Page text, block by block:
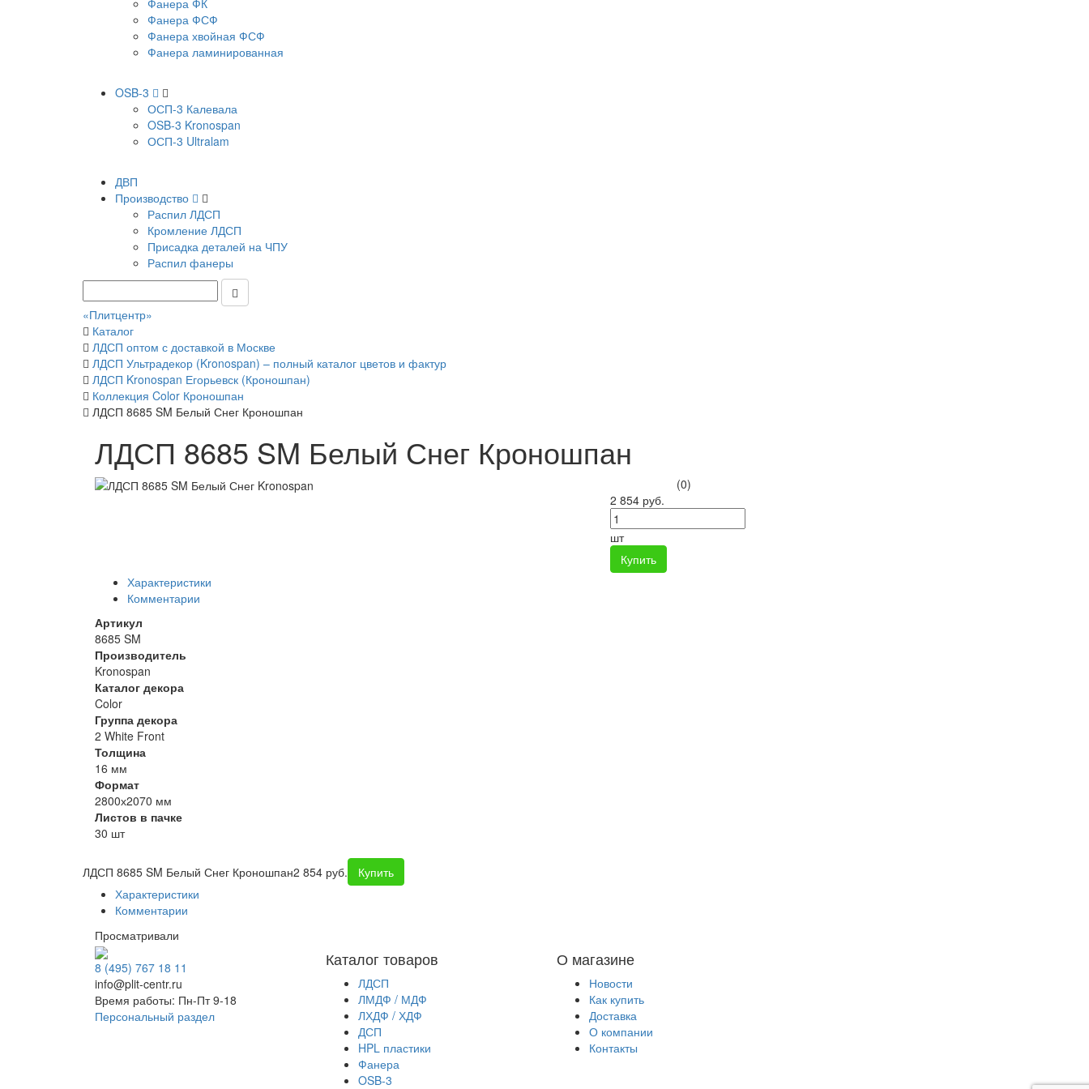
Фанера ФК
Фанера ФСФ
Фанера хвойная ФСФ
Фанера ламинированная
OSB-3
ОСП-3 Калевала
OSB-3 Kronospan
ОСП-3 Ultralam
ДВП
Производство
Распил ЛДСП
Кромление ЛДСП
Присадка деталей на ЧПУ
Распил фанеры
«Плитцентр»
Каталог
ЛДСП оптом с доставкой в Москве
ЛДСП Ультрадекор (Kronospan) – полный каталог цветов и фактур
ЛДСП Kronospan Егорьевск (Кроношпан)
Коллекция Color Кроношпан
ЛДСП 8685 SM Белый Снег Кроношпан
ЛДСП 8685 SM Белый Снег Кроношпан
(0)
2 854 руб.
шт
Купить
Характеристики
Комментарии
Артикул
8685 SM
Производитель
Kronospan
Каталог декора
Color
Группа декора
2 White Front
Толщина
16 мм
Формат
2800х2070 мм
Листов в пачке
30 шт
ЛДСП 8685 SM Белый Снег Кроношпан2 854 руб.
Купить
Характеристики
Комментарии
Просматривали
О магазине
Новости
Как купить
Доставка
О компании
Контакты
Каталог товаров
ЛДСП
ЛМДФ / МДФ
ЛХДФ / ХДФ
ДСП
HPL пластики
Фанера
OSB-3
8 (495) 767 18 11
info@plit-centr.ru
Время работы: Пн-Пт 9-18
Персональный раздел